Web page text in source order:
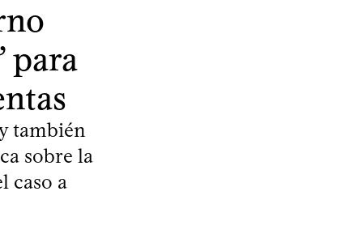
para
también
sobre la
caso a